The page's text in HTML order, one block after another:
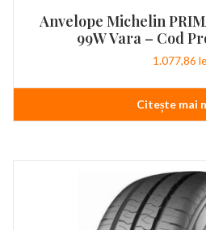
Anvelope Michelin
99W Vara – Cod
1.077,86
Citește mai